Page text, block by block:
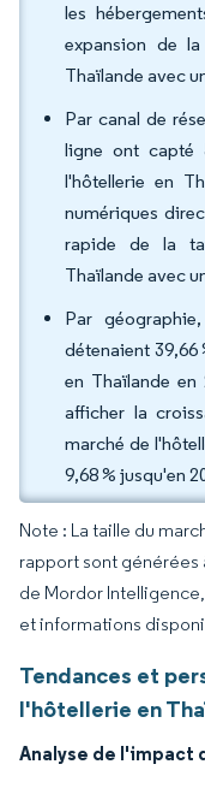
les
expansion de
Thaïlande avec
Par canal de
ligne ont capté
l'hôtellerie en
numériques
rapide de la
Thaïlande avec
Par
détenaient 39,66
en Thaïlande
afficher la
marché de
9,68 % jusqu'en
Note : La taille du
rapport sont
de Mordor
et informations
Tendances et
l'hôtellerie en
Analyse de l'impact